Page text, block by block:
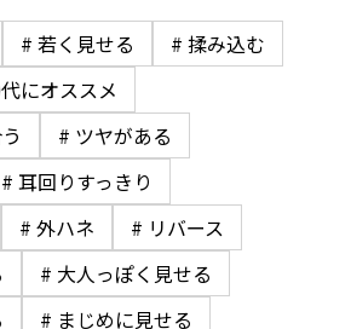
# 若く見せる
# 揉み込む
にオススメ
# ツヤがある
# 耳回りすっきり
# 外ハネ
# リバース
# 大人っぽく見せる
# まじめに見せる